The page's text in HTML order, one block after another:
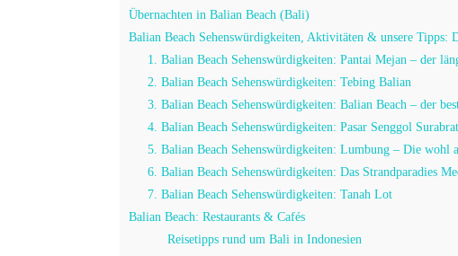
Übernachten in Balian Beach (Bali)
Balian Beach Sehenswürdigkeiten, Aktivitäten & unsere Tipps:
1. Balian Beach Sehenswürdigkeiten: Pantai Mejan – der
2. Balian Beach Sehenswürdigkeiten: Tebing Balian
3. Balian Beach Sehenswürdigkeiten: Balian Beach – der
4. Balian Beach Sehenswürdigkeiten: Pasar Senggol
5. Balian Beach Sehenswürdigkeiten: Lumbung – Die wohl
6. Balian Beach Sehenswürdigkeiten: Das Strandparadies
7. Balian Beach Sehenswürdigkeiten: Tanah Lot
Balian Beach: Restaurants & Cafés
Reisetipps rund um Bali in Indonesien